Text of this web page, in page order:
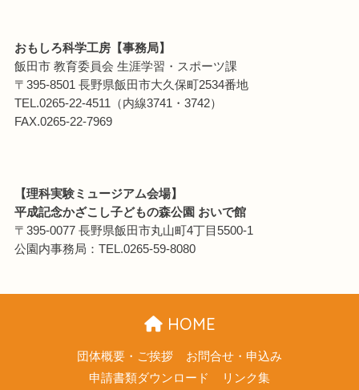
おもしろ科学工房【事務局】
飯田市 教育委員会 生涯学習・スポーツ課
〒395-8501 長野県飯田市大久保町2534番地
TEL.0265-22-4511（内線3741・3742）
FAX.0265-22-7969
【理科実験ミュージアム会場】
平成記念かざこし子どもの森公園 おいで館
〒395-0077 長野県飯田市丸山町4丁目5500-1
公園内事務局：TEL.0265-59-8080
HOME
団体概要・ご挨拶
お問合せ・申込み
申請書類ダウンロード
リンク集